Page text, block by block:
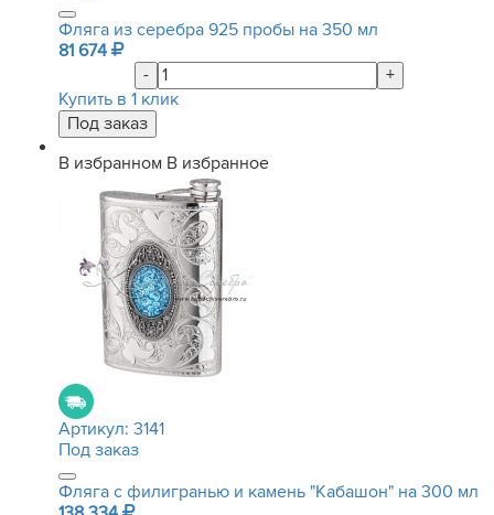
Фляга из серебра 925 пробы на 350 мл
81 674
-
+
Купить в 1 клик
В избранном В избранное
Артикул: 3141
Под заказ
Фляга с филигранью и камень "Кабашон" на 300 мл